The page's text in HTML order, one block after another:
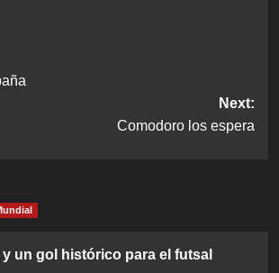
Next:
Comodoro los espera
un gol histórico para el futsal